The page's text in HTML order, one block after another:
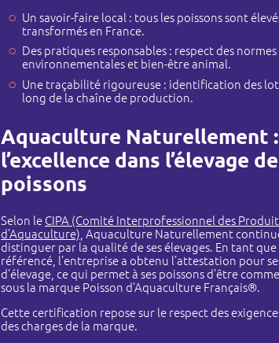
Un savoir-faire local : tous les poissons sont
transformés en France.
Des pratiques responsables : respect des normes
environnementales et bien-être animal.
Une traçabilité rigoureuse : identification des
long de la chaîne de production.
Aquaculture Naturellement :
l’excellence dans l’élevage de
poissons
Selon le CIPA (Comité Interprofessionnel des
d’Aquaculture) , Aquaculture Naturellement
distinguer par la qualité de ses élevages. En tant
référencé, l’entreprise a obtenu l’attestation pour
d’élevage, ce qui permet à ses poissons d’être
sous la marque Poisson d’Aquaculture Français®.
Cette certification repose sur le respect des
des charges de la marque.